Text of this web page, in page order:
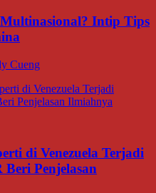
Intip Tips
Cueng
di Venezuela Terjadi
Penjelasan